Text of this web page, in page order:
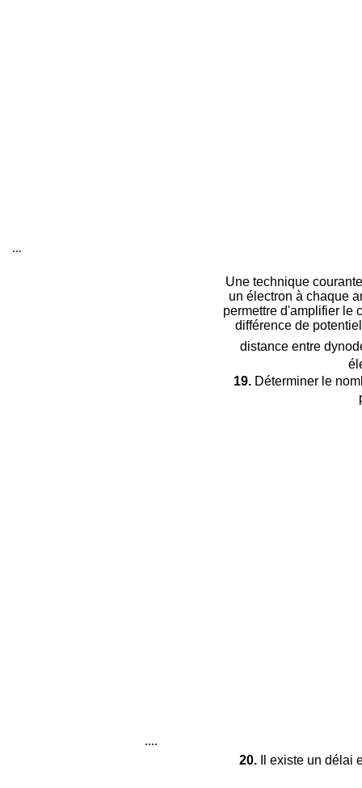
...
....
Une technique
un électron à chaque
permettre d'amplifier le
différence de
distance entre
19. Déterminer le
20.Il existe un délai